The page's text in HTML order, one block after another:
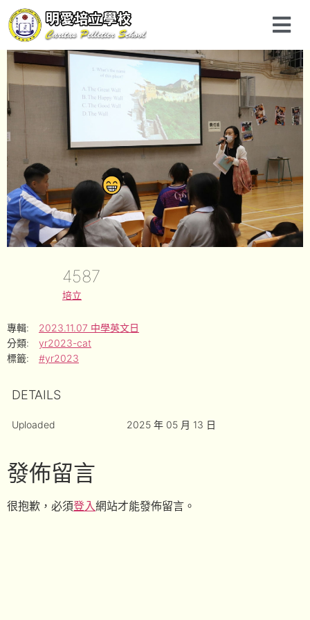
4587
培立
專輯:
2023.11.07 中學英文日
分類:
yr2023-cat
標籤:
#yr2023
DETAILS
Uploaded 2025 年 05 月 13 日
發佈留言
很抱歉，必須登入網站才能發佈留言。